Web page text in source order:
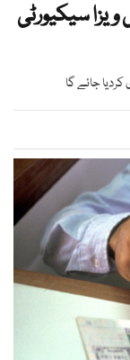
سیکیورٹی